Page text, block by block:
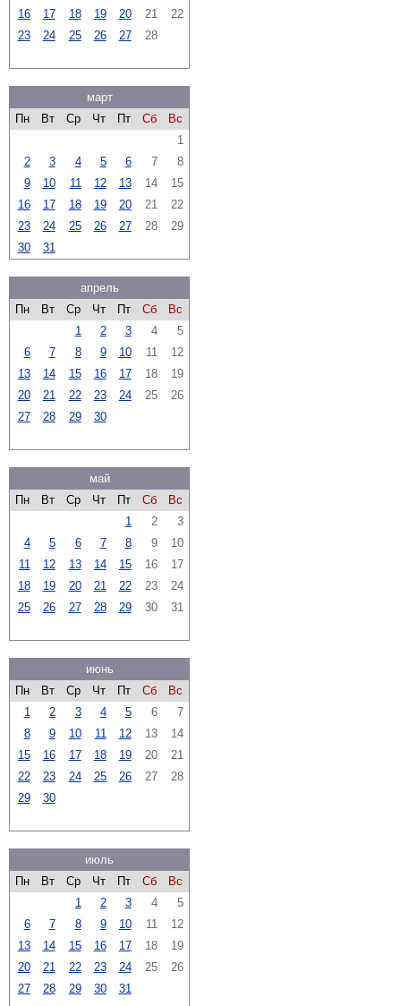
16 17 18 19 20 21
22
23
24 25 26 27 28
март
Пн
Вт Ср Чт Пт Сб
Вс
1
2
3 4 5 6 7
8
9
10 11 12 13 14
15
16
17 18 19 20 21
22
23
24 25 26 27 28
29
30
31
апрель
Пн
Вт Ср Чт Пт Сб
Вс
1
2 3 4
5
6
7 8 9 10 11
12
13
14 15 16 17 18
19
20
21 22 23 24 25
26
27
28 29 30
май
Пн
Вт Ср Чт Пт Сб
Вс
1
2
3
4
5 6 7 8 9
10
11
12 13 14 15 16
17
18
19 20 21 22 23
24
25
26 27 28 29 30 31
июнь
Пн
Вт Ср Чт Пт Сб
Вс
1
2 3 4 5 6
7
8
9 10 11 12 13
14
15
16 17 18 19 20
21
22
23 24 25 26 27
28
29
30
июль
Пн
Вт Ср Чт Пт Сб
Вс
1
2 3 4
5
6
7 8 9 10 11
12
13
14 15 16 17 18
19
20
21 22 23 24 25
26
27
28 29 30 31